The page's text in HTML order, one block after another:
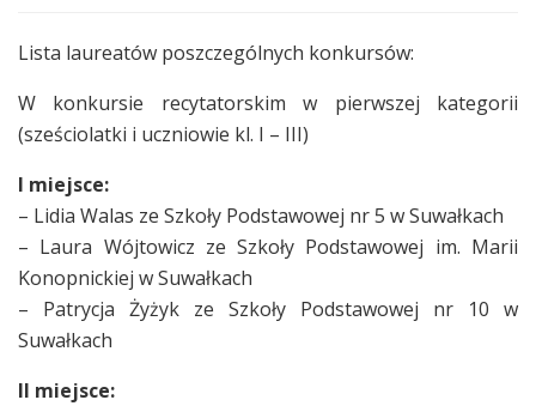
Lista laureatów poszczególnych konkursów:
W konkursie recytatorskim w pierwszej kategorii
(sześciolatki i uczniowie kl. I – III)
I miejsce:
– Lidia Walas ze Szkoły Podstawowej nr 5 w Suwałkach
– Laura Wójtowicz ze Szkoły Podstawowej im. Marii
Konopnickiej w Suwałkach
– Patrycja Żyżyk ze Szkoły Podstawowej nr 10 w
Suwałkach
II miejsce: